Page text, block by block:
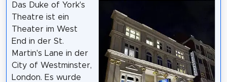
Das Duke of York's
Theatre ist ein
Theater im West
End in der St.
Martin's Lane in der
City of Westminster,
London. Es wurde